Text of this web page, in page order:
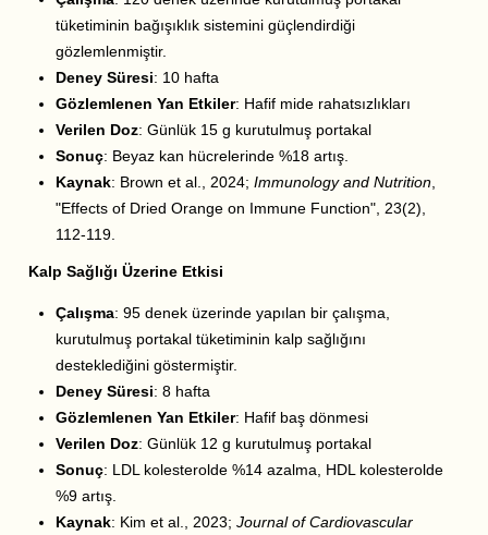
tüketiminin bağışıklık sistemini güçlendirdiği
gözlemlenmiştir.
Deney Süresi: 10 hafta
Gözlemlenen Yan Etkiler: Hafif mide rahatsızlıkları
Verilen Doz: Günlük 15 g kurutulmuş portakal
Sonuç: Beyaz kan hücrelerinde %18 artış.
Kaynak: Brown et al., 2024; Immunology and Nutrition,
"Effects of Dried Orange on Immune Function", 23(2),
112-119.
Kalp Sağlığı Üzerine Etkisi
Çalışma: 95 denek üzerinde yapılan bir çalışma,
kurutulmuş portakal tüketiminin kalp sağlığını
desteklediğini göstermiştir.
Deney Süresi: 8 hafta
Gözlemlenen Yan Etkiler: Hafif baş dönmesi
Verilen Doz: Günlük 12 g kurutulmuş portakal
Sonuç: LDL kolesterolde %14 azalma, HDL kolesterolde
%9 artış.
Kaynak: Kim et al., 2023; Journal of Cardiovascular